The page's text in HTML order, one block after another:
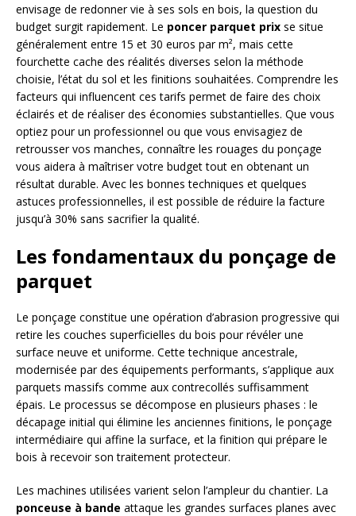
envisage de redonner vie à ses sols en bois, la question du
budget surgit rapidement. Le poncer parquet prix se situe
généralement entre 15 et 30 euros par m², mais cette
fourchette cache des réalités diverses selon la méthode
choisie, l’état du sol et les finitions souhaitées. Comprendre les
facteurs qui influencent ces tarifs permet de faire des choix
éclairés et de réaliser des économies substantielles. Que vous
optiez pour un professionnel ou que vous envisagiez de
retrousser vos manches, connaître les rouages du ponçage
vous aidera à maîtriser votre budget tout en obtenant un
résultat durable. Avec les bonnes techniques et quelques
astuces professionnelles, il est possible de réduire la facture
jusqu’à 30% sans sacrifier la qualité.
Les fondamentaux du ponçage de
parquet
Le ponçage constitue une opération d’abrasion progressive qui
retire les couches superficielles du bois pour révéler une
surface neuve et uniforme. Cette technique ancestrale,
modernisée par des équipements performants, s’applique aux
parquets massifs comme aux contrecollés suffisamment
épais. Le processus se décompose en plusieurs phases : le
décapage initial qui élimine les anciennes finitions, le ponçage
intermédiaire qui affine la surface, et la finition qui prépare le
bois à recevoir son traitement protecteur.
Les machines utilisées varient selon l’ampleur du chantier. La
ponceuse à bande attaque les grandes surfaces planes avec